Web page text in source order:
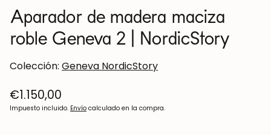
Aparador de madera maciza
roble Geneva 2 | NordicStory
Colección: Geneva NordicStory
Precio
regular
€1.150,00
Impuesto incluido. Envío calculado en la compra.